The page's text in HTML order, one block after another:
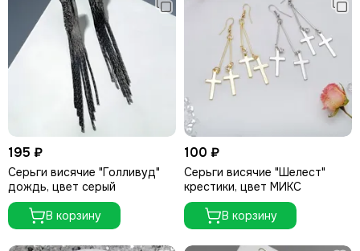
195 ₽
Серьги висячие "Голливуд"
дождь, цвет серый
В корзину
100 ₽
Серьги висячие "Шелест"
крестики, цвет МИКС
В корзину